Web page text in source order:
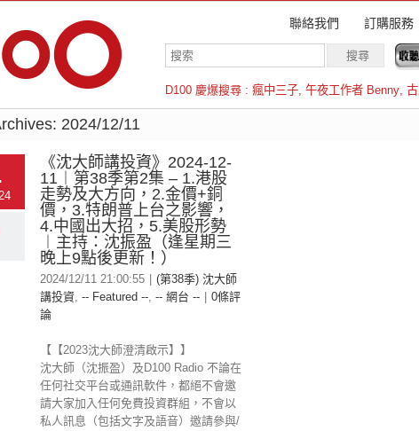
聯絡我們 訂購服務
D100 慶爆搜尋 : 瘋中三子, 午夜工作者 Benny,
羅倫斯
2024/12/11
《沈大師講投資》2024-12-
11︱第38季第2集 – 1.港股
走勢及大方向，2.金價+銅
價，3.特朗普上台之影響，
4.中國出大招，5.美股形勢
︱主持：沈振盈（逢星期三
晚上9點後更新！）
2024/12/11 21:00:55
(第38季) 沈大師
講投資, -- Featured --, -- 網台 --
0條評
論
【【2023沈大師澄清啟示】】
沈大師（沈振盈）及D100 Radio 不論在
任何社交平台或通訊軟件，都絕不會邀
請大家加入任何免費投資群組，不會以
私人訊息（包括文字及語音）邀請參與/